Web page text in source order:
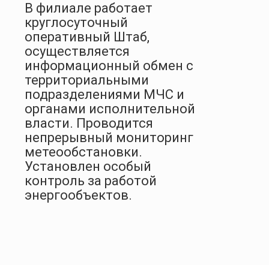
В филиале работает
круглосуточный
оперативный Штаб,
осуществляется
информационный обмен с
территориальными
подразделениями МЧС и
органами исполнительной
власти. Проводится
непрерывный мониторинг
метеообстановки.
Установлен особый
контроль за работой
энергообъектов.